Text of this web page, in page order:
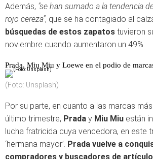
Además, "se han sumado a la tendencia
rojo cereza", que se ha contagiado al
búsquedas de estos zapatos tuvieron
noviembre cuando aumentaron un 49%.
Prada, Miu Miu y Loewe en el podio de
(Foto: Unsplash)
Por su parte, en cuanto a las marcas
último trimestre, Prada y Miu Miu están
lucha fratricida cuya vencedora, en este
‘hermana mayor’. Prada vuelve a
compradores y buscadores de